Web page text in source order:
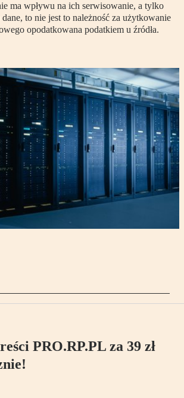
ma wpływu na ich serwisowanie, a tylko
to nie jest to należność za użytkowanie
opodatkowana podatkiem u źródła.
PRO.RP.PL za 39 zł